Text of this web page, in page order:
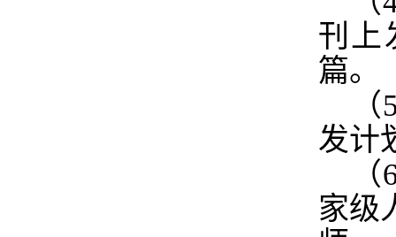
刊上
篇。
（
发计
（
家级